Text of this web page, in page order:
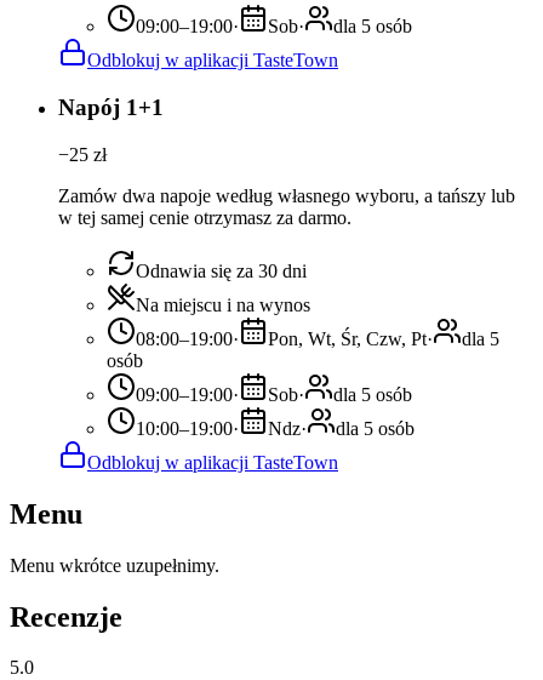
09:00–19:00· Sob·
dla 5 osób
Odblokuj w aplikacji TasteTown
Napój 1+1
−25 zł
Zamów dwa napoje według własnego wyboru, a tańszy lub
w tej samej cenie otrzymasz za darmo.
Odnawia się za 30 dni
Na miejscu i na wynos
08:00–19:00· Pon, Wt, Śr, Czw, Pt·
dla 5
osób
09:00–19:00· Sob·
dla 5 osób
10:00–19:00· Ndz·
dla 5 osób
Odblokuj w aplikacji TasteTown
Menu
Menu wkrótce uzupełnimy.
Recenzje
5.0